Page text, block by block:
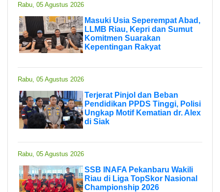
Rabu, 05 Agustus 2026
Masuki Usia Seperempat Abad,
LLMB Riau, Kepri dan Sumut
Komitmen Suarakan
Kepentingan Rakyat
Rabu, 05 Agustus 2026
Terjerat Pinjol dan Beban
Pendidikan PPDS Tinggi, Polisi
Ungkap Motif Kematian dr. Alex
di Siak
Rabu, 05 Agustus 2026
SSB INAFA Pekanbaru Wakili
Riau di Liga TopSkor Nasional
Championship 2026